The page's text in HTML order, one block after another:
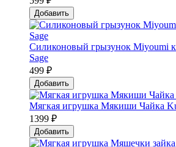
Добавить
Силиконовый грызунок Мiyoumi
Sage
499 ₽
Добавить
Мягкая игрушка Мякиши Чайка
1399 ₽
Добавить